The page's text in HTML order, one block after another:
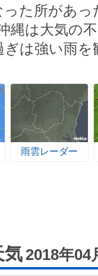
た所があ
縄は大気の
は強い雨
雨雲レーダー
気 2018年04